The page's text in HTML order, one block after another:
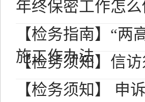
年终保密工作怎
【检务指南】“
施工作办法
【检务须知】信访
【检务须知】 申